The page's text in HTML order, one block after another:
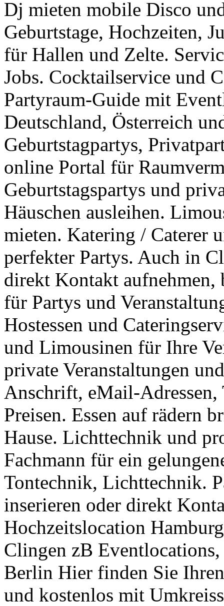
Dj mieten mobile Disco
Geburtstage, Hochzeiten,
für Hallen und Zelte.
Jobs. Cocktailservice und
Partyraum-Guide mit
Deutschland, Österreich
Geburtstagpartys,
online Portal für
Geburtstagspartys und
Häuschen ausleihen.
mieten. Katering / Caterer
perfekter Partys. Auch in
direkt Kontakt aufnehmen,
für Partys und
Hostessen und
und Limousinen für Ihre
private Veranstaltungen
Anschrift, eMail-
Preisen. Essen auf rädern
Hause. Lichttechnik und
Fachmann für ein
Tontechnik, Lichttechnik.
inserieren oder direkt
Hochzeitslocation
Clingen zB
Berlin Hier finden Sie
und kostenlos mit